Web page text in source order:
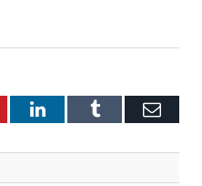
LinkedInTumblr E-